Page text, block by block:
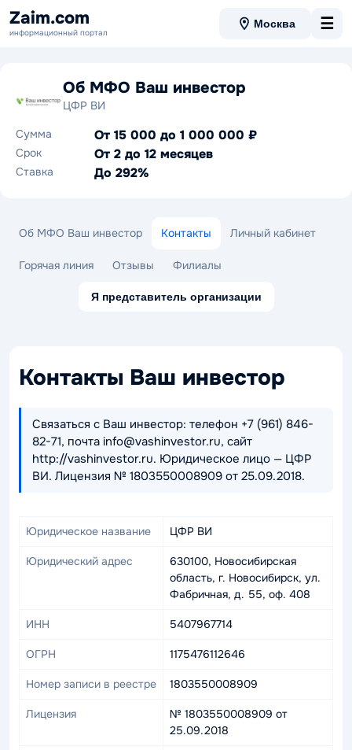
Zaim.com
информационный портал
Москва ☰
Об МФО Ваш инвестор
ЦФР ВИ
Сумма
От 15 000 до 1 000 000 ₽
Срок От 2 до 12 месяцев
Ставка До 292%
Об МФО Ваш инвестор Контакты Личный кабинет
Горячая линия Отзывы Филиалы
Я представитель организации
Контакты Ваш инвестор
Связаться с Ваш инвестор: телефон +7 (961) 846-
82-71, почта info@vashinvestor.ru, сайт
http://vashinvestor.ru. Юридическое лицо — ЦФР
ВИ. Лицензия № 1803550008909 от 25.09.2018.
Юридическое название ЦФР ВИ
Юридический адрес
630100, Новосибирская
область, г. Новосибирск, ул.
Фабричная, д. 55, оф. 408
ИНН 5407967714
ОГРН 1175476112646
Номер записи в реестре 1803550008909
Лицензия
№ 1803550008909 от
25.09.2018